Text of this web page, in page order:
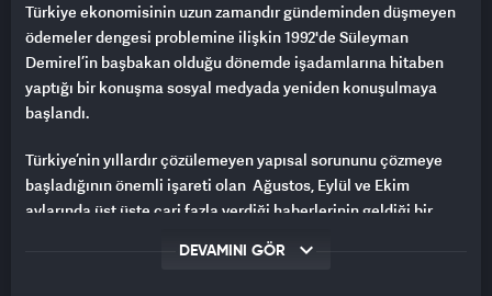
Türkiye ekonomisinin uzun zamandır gündeminden düşmeyen
ödemeler dengesi problemine ilişkin 1992'de Süleyman
Demirel’in başbakan olduğu dönemde işadamlarına hitaben
yaptığı bir konuşma sosyal medyada yeniden konuşulmaya
başlandı.
Türkiye’nin yıllardır çözülemeyen yapısal sorununu çözmeye
başladığının önemli işareti olan Ağustos, Eylül ve Ekim
aylarında üst üste cari fazla verdiği haberlerinin geldiği bir
sözleri yeni nesiller için ders niteliğinde.
DEVAMINI GÖR